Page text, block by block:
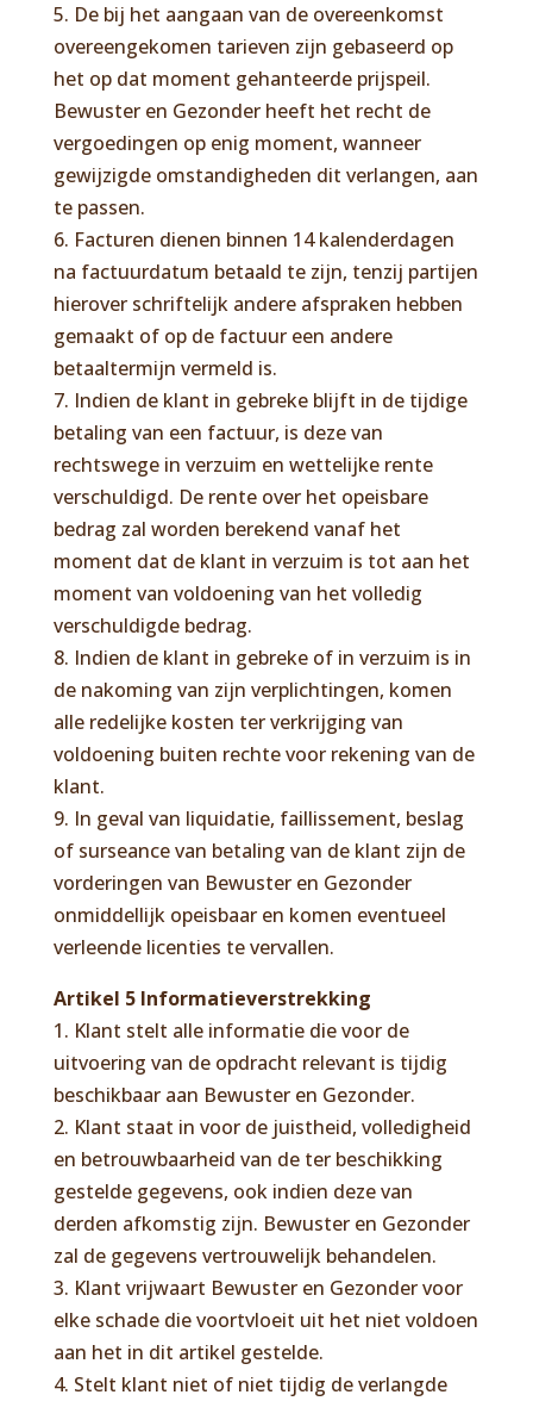
5. De bij het aangaan van de overeenkomst
overeengekomen tarieven zijn gebaseerd op
het op dat moment gehanteerde prijspeil.
Bewuster en Gezonder heeft het recht de
vergoedingen op enig moment, wanneer
gewijzigde omstandigheden dit verlangen, aan
te passen.
6. Facturen dienen binnen 14 kalenderdagen
na factuurdatum betaald te zijn, tenzij partijen
hierover schriftelijk andere afspraken hebben
gemaakt of op de factuur een andere
betaaltermijn vermeld is.
7. Indien de klant in gebreke blijft in de tijdige
betaling van een factuur, is deze van
rechtswege in verzuim en wettelijke rente
verschuldigd. De rente over het opeisbare
bedrag zal worden berekend vanaf het
moment dat de klant in verzuim is tot aan het
moment van voldoening van het volledig
verschuldigde bedrag.
8. Indien de klant in gebreke of in verzuim is in
de nakoming van zijn verplichtingen, komen
alle redelijke kosten ter verkrijging van
voldoening buiten rechte voor rekening van de
klant.
9. In geval van liquidatie, faillissement, beslag
of surseance van betaling van de klant zijn de
vorderingen van Bewuster en Gezonder
onmiddellijk opeisbaar en komen eventueel
verleende licenties te vervallen.
Artikel 5 Informatieverstrekking
1. Klant stelt alle informatie die voor de
uitvoering van de opdracht relevant is tijdig
beschikbaar aan Bewuster en Gezonder.
2. Klant staat in voor de juistheid, volledigheid
en betrouwbaarheid van de ter beschikking
gestelde gegevens, ook indien deze van
derden afkomstig zijn. Bewuster en Gezonder
zal de gegevens vertrouwelijk behandelen.
3. Klant vrijwaart Bewuster en Gezonder voor
elke schade die voortvloeit uit het niet voldoen
aan het in dit artikel gestelde.
4. Stelt klant niet of niet tijdig de verlangde